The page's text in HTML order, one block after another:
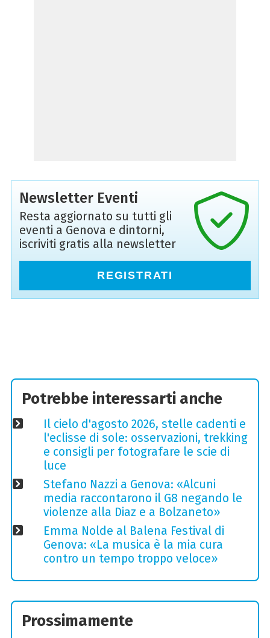
Newsletter Eventi
Resta aggiornato su tutti gli
eventi a Genova e dintorni,
iscriviti gratis alla newsletter
REGISTRATI
Potrebbe interessarti anche
Il cielo d'agosto 2026, stelle cadenti e
l'eclisse di sole: osservazioni, trekking
e consigli per fotografare le scie di
luce
Stefano Nazzi a Genova: «Alcuni
media raccontarono il G8 negando le
violenze alla Diaz e a Bolzaneto»
Emma Nolde al Balena Festival di
Genova: «La musica è la mia cura
contro un tempo troppo veloce»
Prossimamente